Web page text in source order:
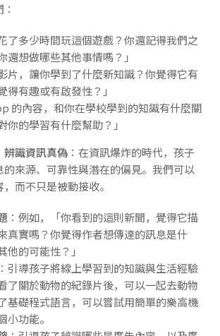
了多少時間玩這個遊戲？你還記得我們之
還想做哪些其他事情嗎？」
片，讓你學到了什麼新知識？你覺得它有
得有趣或有啟發性？」
的內容，和你在學校學到的知識有什麼關
你的學習有什麼幫助？」
辨識資訊真偽 ：在資訊爆炸的時代，孩子
的來源、可靠性與潛在的偏見。我們可以
而不只是被動接收。
：例如，「你看到的這則新聞，覺得它描
真實嗎？你覺得作者想傳達的訊息是什
他的可能性？」
：引導孩子將線上學習到的知識與生活經驗
了關於動物的紀錄片後，可以一起去動物
基礎程式語言，可以嘗試用簡單的樂高機
小功能。